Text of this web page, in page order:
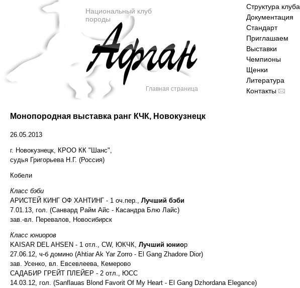
Национальный клуб
породы
Главная страница
Структура клуба
Документация
Стандарт
Приглашаем
Выставки
Чемпионы
Щенки
Литература
Контакты
Монопородная выставка ранг КЧК, Новокузнецк
26.05.2013
г. Новокузнецк, КРОО КК "Шанс",
судья Григорьева Н.Г. (Россия)
Кобели
Класс бэби
АРИСТЕЙ КИНГ ОФ ХАНТИНГ - 1 оч.пер., Лучший бэби
7.01.13, гол. (Санвард Райм Айс - Касандра Блю Лайс)
зав.-вл. Перевалов, Новосибирск
Класс юниоров
KAISAR DEL AHSEN - 1 отл., CW, ЮКЧК, Лучший юниор
27.06.12, ч-б домино (Ahtiar Ak Yar Zorro - El Gang Zhadore Dior)
зав. Усенко, вл. Евсевлеева, Кемерово
САДАБИР ГРЕЙТ ПЛЕЙЕР - 2 отл., ЮСС
14.03.12, гол. (Sanflauas Blond Favorit Of My Heart - El Gang Dzhordana Elegance)